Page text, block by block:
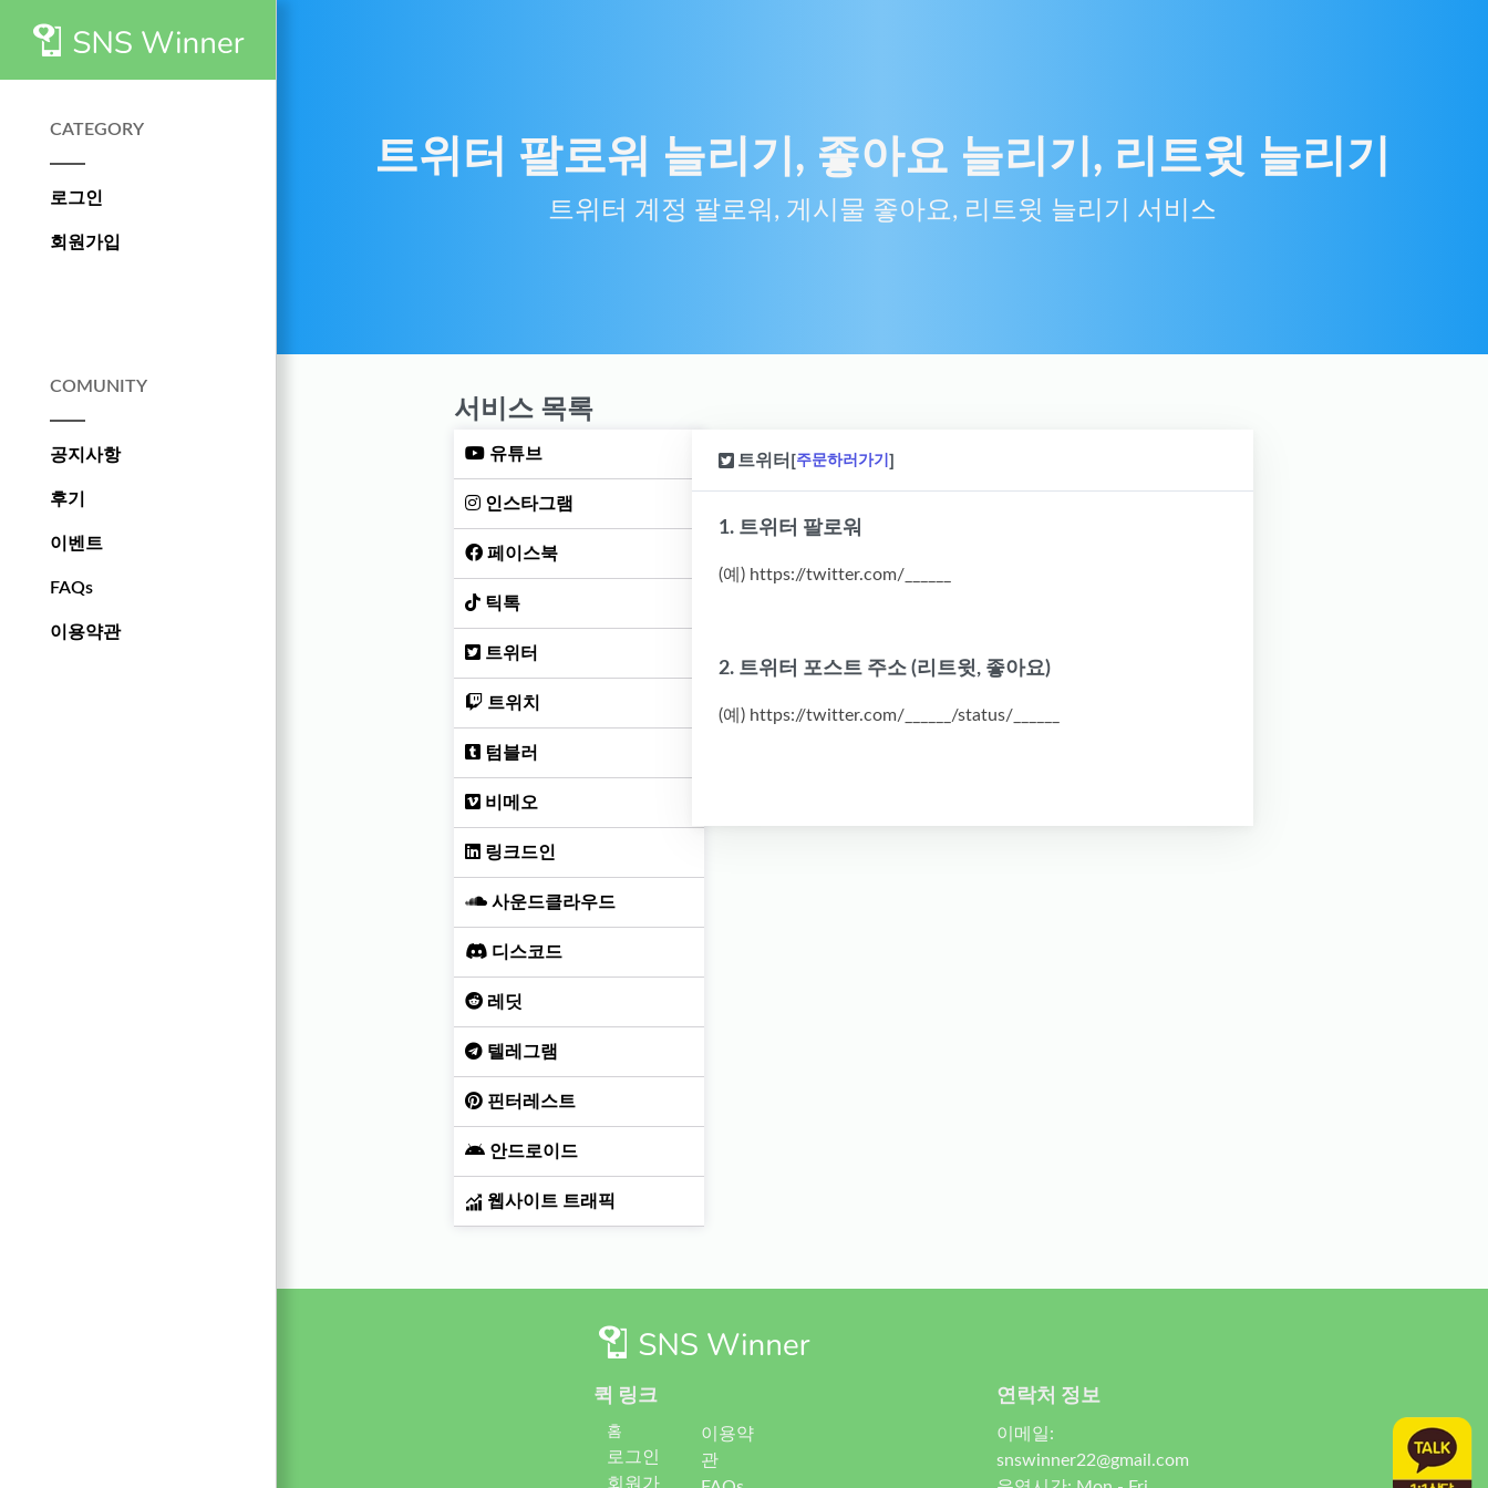
CATEGORY
로그인
회원가입
COMUNITY
공지사항
후기
이벤트
FAQs
이용약관
트위터 팔로워 늘리기, 좋아요 늘리기, 리트윗 늘리기
트위터 계정 팔로워, 게시물 좋아요, 리트윗 늘리기 서비스
서비스 목록
유튜브
인스타그램
페이스북
틱톡
트위터
트위치
텀블러
비메오
링크드인
사운드클라우드
디스코드
레딧
텔레그램
핀터레스트
안드로이드
웹사이트 트래픽
트위터 [주문하러가기 ]
1. 트위터 팔로워
(예) https://twitter.com/______
2. 트위터 포스트 주소 (리트윗, 좋아요)
(예) https://twitter.com/______/status/______
퀵 링크
홈
로그인
회원가
이용약
관
연락처 정보
이메일:
snswinner22@gmail.com